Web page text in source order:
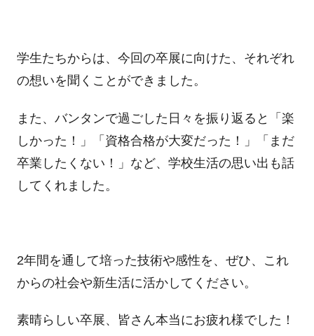
学生たちからは、今回の卒展に向けた、それぞれ
の想いを聞くことができました。
また、バンタンで過ごした日々を振り返ると「楽
しかった！」「資格合格が大変だった！」「まだ
卒業したくない！」など、学校生活の思い出も話
してくれました。
2年間を通して培った技術や感性を、ぜひ、これ
からの社会や新生活に活かしてください。
素晴らしい卒展、皆さん本当にお疲れ様でした！